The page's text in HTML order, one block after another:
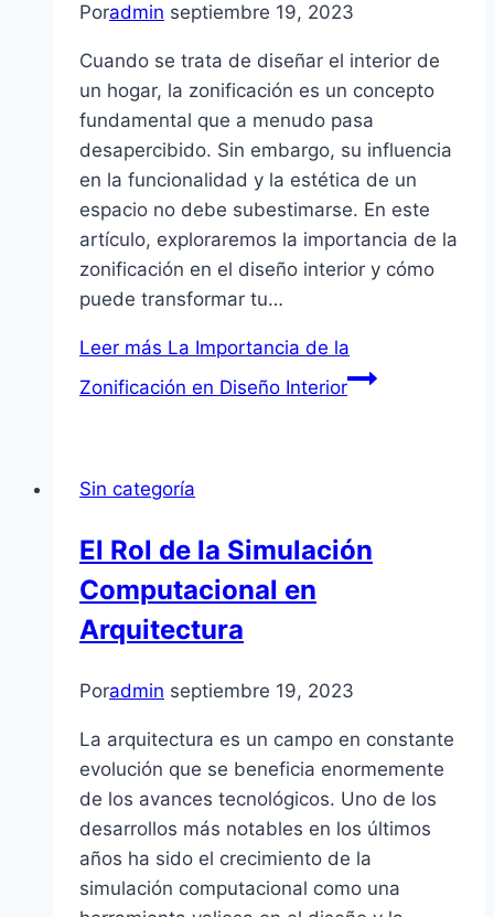
Poradmin septiembre 19, 2023
Cuando se trata de diseñar el interior de
un hogar, la zonificación es un concepto
fundamental que a menudo pasa
desapercibido. Sin embargo, su influencia
en la funcionalidad y la estética de un
espacio no debe subestimarse. En este
artículo, exploraremos la importancia de la
zonificación en el diseño interior y cómo
puede transformar tu…
Leer más La Importancia de la
Zonificación en Diseño Interior
Sin categoría
El Rol de la Simulación
Computacional en
Arquitectura
Poradmin septiembre 19, 2023
La arquitectura es un campo en constante
evolución que se beneficia enormemente
de los avances tecnológicos. Uno de los
desarrollos más notables en los últimos
años ha sido el crecimiento de la
simulación computacional como una